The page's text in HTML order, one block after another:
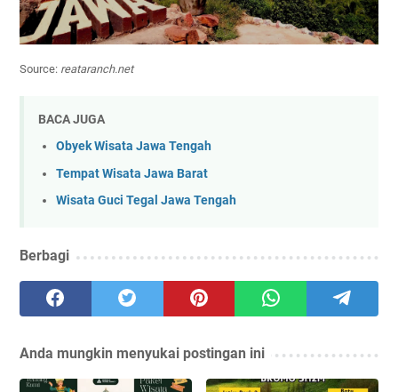
Source: reataranch.net
BACA JUGA
Obyek Wisata Jawa Tengah
Tempat Wisata Jawa Barat
Wisata Guci Tegal Jawa Tengah
Berbagi
Anda mungkin menyukai postingan ini